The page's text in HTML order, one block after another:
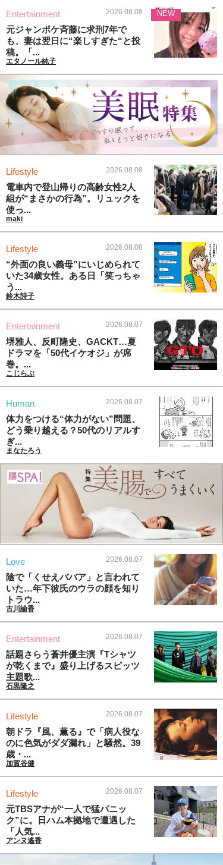
Entertainment 2026.08.08
元ジャンポケ斉藤に求刑7年で
も、妻は翌日に“楽しすぎた“と投
稿。「...
エタノール純子
NEW
Lifestyle 2026.08.08
電車内で登山帰りの高齢女性2人
組が“まさかの行為”。リュックを
使っ...
maki
Lifestyle 2026.08.08
“外面の良い義母”にいじめられて
いた34歳女性。ある日「笑っちゃ
う...
鈴木詩子
Entertainment 2026.08.07
堺雅人、反町隆史、GACKT…夏
ドラマを「50代イケオジ」が席
巻。...
こじらぶ
Human 2026.08.07
体力をつける“体力がない”問題、
どう乗り越える？50代のリアルす
ぎ...
まなたろう
Love 2026.08.07
陰で「くせえババア」と言われて
いた…年下彼氏のウラの顔を知り
トラウ...
古川諭香
Entertainment 2026.08.07
話題さらう蒼井優主演『Tシャツ
が乾くまで』盛り上げるスピッツ
主題歌...
石黒隆之
Lifestyle 2026.08.07
朝ドラ『風、薫る』で「病人役な
のに色気がダダ漏れ」と騒然。39
歳・...
加賀谷健
Lifestyle 2026.08.07
元TBSアナが“一人で猛パニッ
ク”に。日ハム本拠地で遭遇した
「人気...
アンヌ遙香